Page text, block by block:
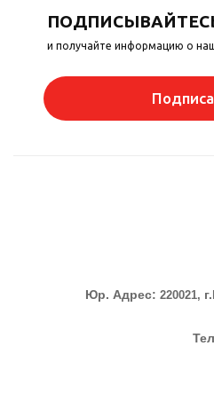
и получайте информацию о
Юр. Адрес: 220021,